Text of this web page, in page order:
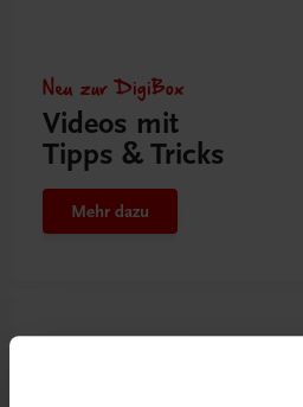
Neu zur DigiBox
Videos mit
Tipps & Tricks
Mehr dazu